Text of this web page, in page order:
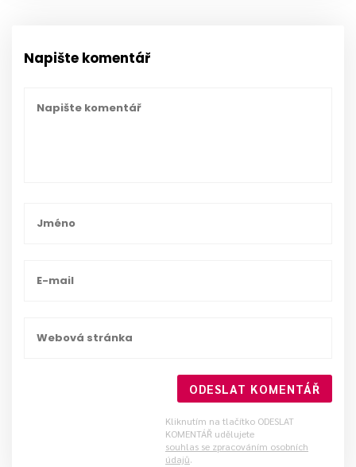
Napište komentář
ODESLAT KOMENTÁŘ
Kliknutím na tlačítko ODESLAT
KOMENTÁŘ udělujete
souhlas se zpracováním osobních
údajů.